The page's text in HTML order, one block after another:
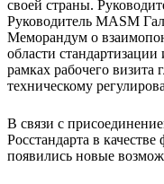
своей страны.
Руководитель MASM
Меморандум о
области
рамках рабочего визита
техническому
В связи с
Росстандарта в
появились новые